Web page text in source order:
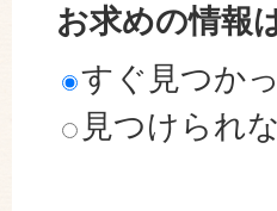
お求めの情報
すぐ見つか
見つけられ